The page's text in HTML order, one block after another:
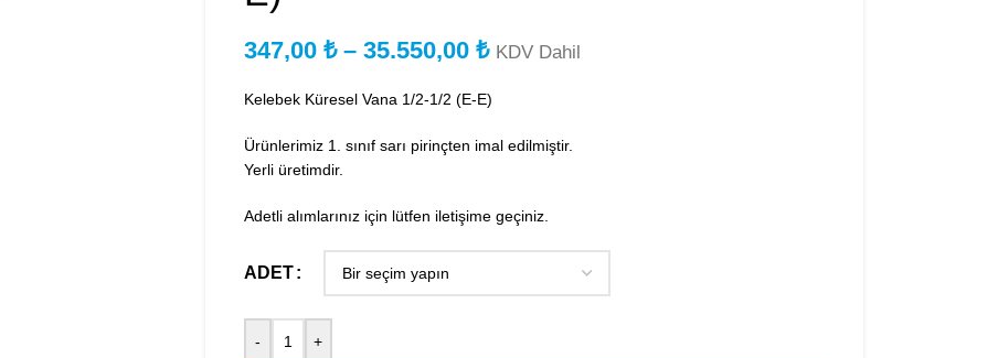
347,00 ₺ – 35.550,00 ₺ KDV Dahil
Kelebek Küresel Vana 1/2-1/2 (E-E)
Ürünlerimiz 1. sınıf sarı pirinçten imal edilmiştir.
Yerli üretimdir.
Adetli alımlarınız için lütfen iletişime geçiniz.
ADET
- +